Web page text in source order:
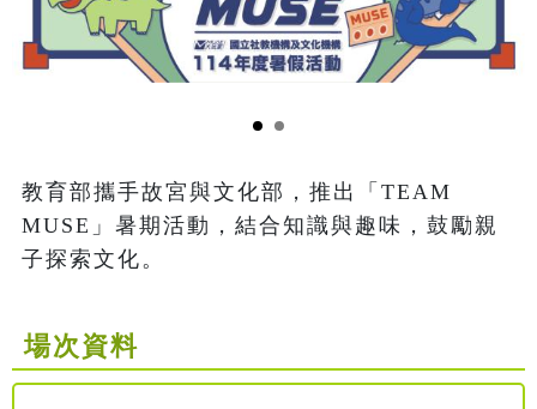
教育部攜手故宮與文化部，推出「TEAM
MUSE」暑期活動，結合知識與趣味，鼓勵親
子探索文化。
場次資料